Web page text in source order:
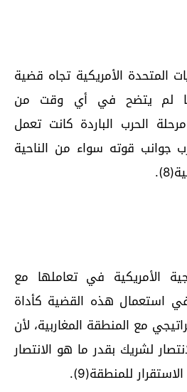
المتحدة الأمريكية تجاه قضية
لم يتضح في أي وقت من
الحرب الباردة كانت تعمل
جوانب قوته سواء من الناحية
الأمريكية في تعاملها مع
استعمال هذه القضية كأداة
مع المنطقة المغاربية، لأن
لشريك بقدر ما هو الانتصار
للمنطقة(9).